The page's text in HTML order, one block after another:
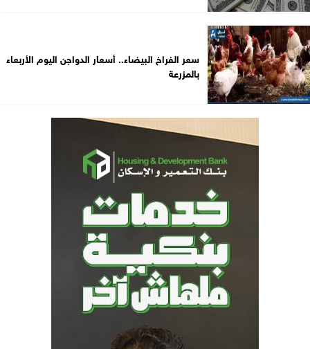
سعر الفراخ البيضاء.. أسعار الدواجن اليوم الأربعاء
بالمزرعة